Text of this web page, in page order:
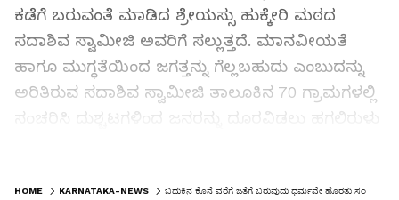
ಕಡೆಗೆ ಬರುವಂತೆ ಮಾಡಿದ ಶ್ರೇಯಸ್ಸು ಹುಕ್ಕೇರಿ ಮಠದ
ಸದಾಶಿವ ಸ್ವಾಮೀಜಿ ಅವರಿಗೆ ಸಲ್ಲುತ್ತದೆ. ಮಾನವೀಯತೆ
ಹಾಗೂ ಮುಗ್ಧತೆಯಿಂದ ಜಗತ್ತನ್ನು ಗೆಲ್ಲಬಹುದು ಎಂಬುದನ್ನು
ಅರಿತಿರುವ ಸದಾಶಿವ ಸ್ವಾಮೀಜಿ ತಾಲೂಕಿನ 70 ಗ್ರಾಮಗಳಲ್ಲಿ
ಸಂಚರಿಸಿ ದುಶ್ಚಟಗಳಿಂದ ಜನರನ್ನು ದೂರವಿಡಲು ಹಗಲಿರುಳು
ಹಿನ್ನೆಲೆಯಲ್ಲಿ ಧರ್ಮ ರಕ್ಷಣೆ ಕಾರ್ಯಕ್ಕೆ ಪ್ರತಿಯೊಬ್ಬರೂ
HOME KARNATAKA-NEWS